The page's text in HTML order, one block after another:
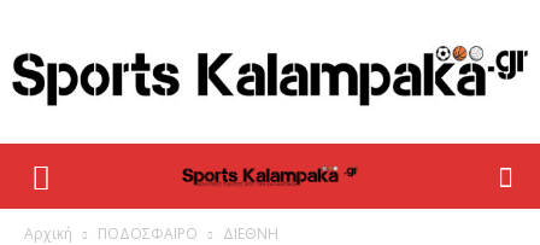
sportskalampaka
Αρχική ΠΟΔΟΣΦΑΙΡΟ ΔΙΕΘΝΗ